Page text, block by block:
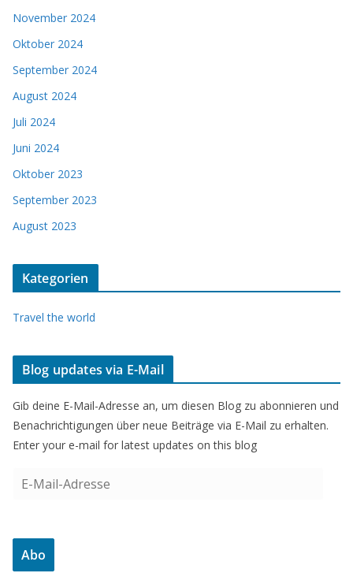
November 2024
Oktober 2024
September 2024
August 2024
Juli 2024
Juni 2024
Oktober 2023
September 2023
August 2023
Kategorien
Travel the world
Blog updates via E-Mail
Gib deine E-Mail-Adresse an, um diesen Blog zu abonnieren und
Benachrichtigungen über neue Beiträge via E-Mail zu erhalten.
Enter your e-mail for latest updates on this blog
a
Abo